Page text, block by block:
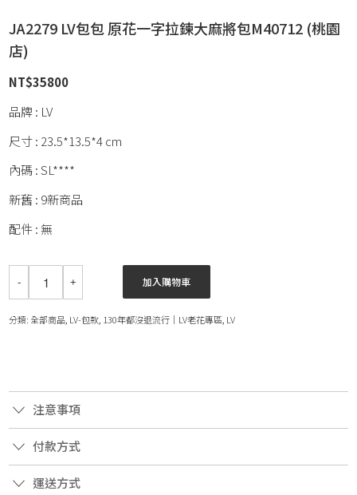
JA2279 LV包包 原花一字拉鍊大麻將包M40712 (桃園
店)
NT$35800
品牌 : LV
尺寸 : 23.5*13.5*4 cm
內碼 : SL****
新舊 : 9新商品
配件 : 無
加入購物車
分類:全部商品 LV-包款 130年都沒退流行｜LV老花專區 LV
注意事項
付款方式
運送方式